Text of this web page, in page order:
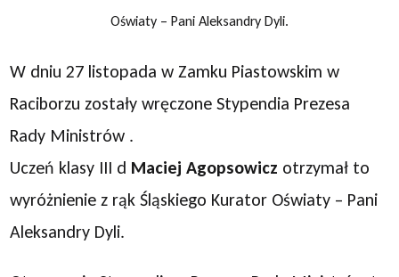
Oświaty – Pani Aleksandry Dyli.
W dniu 27 listopada w Zamku Piastowskim w
Raciborzu zostały wręczone Stypendia Prezesa
Rady Ministrów .
Uczeń klasy III d Maciej Agopsowicz otrzymał to
wyróżnienie z rąk Śląskiego Kurator Oświaty – Pani
Aleksandry Dyli.